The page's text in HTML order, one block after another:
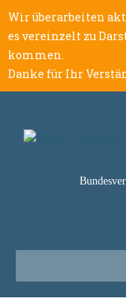
Wir überarbeiten
es vereinzelt zu
kommen.
Danke für Ihr